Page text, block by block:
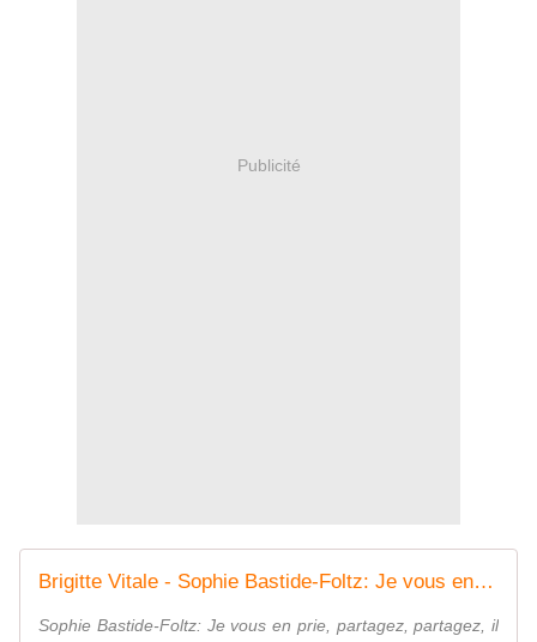
Publicité
Brigitte Vitale - Sophie Bastide-Foltz: Je vous en prie,... | Facebook
Sophie Bastide-Foltz: Je vous en prie, partagez, partagez, il